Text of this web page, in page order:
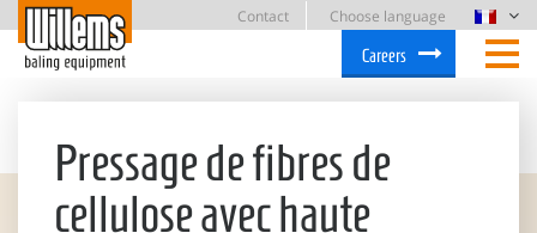
Contact
Choose language
Careers
Pressage de fibres de
cellulose avec haute